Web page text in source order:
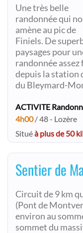
Une très belle
randonnée qui
amène au pic de
Finiels. De
paysages pour
randonnée assez
depuis la station
du Bleymard-
ACTIVITE
4h00/ 48 - Lozère
Situéà plus de 50
Sentier de
Circuit de 9 km
(Pont de
environ au
sommet du